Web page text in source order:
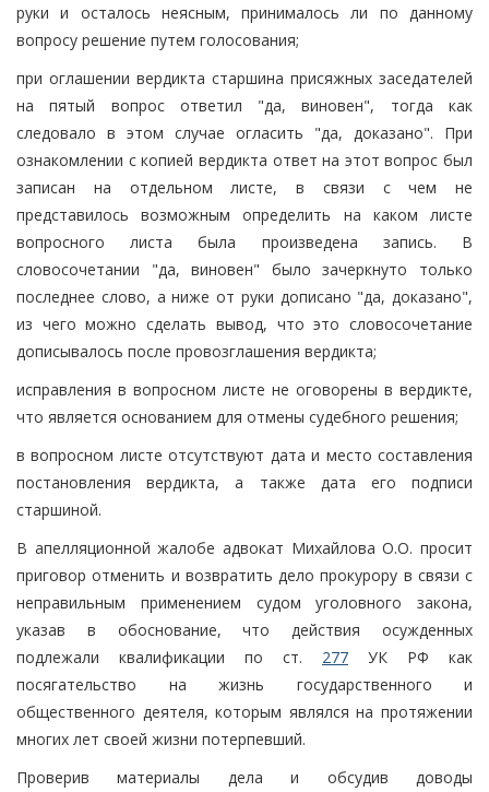
руки и осталось неясным, принималось ли по данному
вопросу решение путем голосования;
при оглашении вердикта старшина присяжных заседателей
на пятый вопрос ответил "да, виновен", тогда как
следовало в этом случае огласить "да, доказано". При
ознакомлении с копией вердикта ответ на этот вопрос был
записан на отдельном листе, в связи с чем не
представилось возможным определить на каком листе
вопросного листа была произведена запись. В
словосочетании "да, виновен" было зачеркнуто только
последнее слово, а ниже от руки дописано "да, доказано",
из чего можно сделать вывод, что это словосочетание
дописывалось после провозглашения вердикта;
исправления в вопросном листе не оговорены в вердикте,
что является основанием для отмены судебного решения;
в вопросном листе отсутствуют дата и место составления
постановления вердикта, а также дата его подписи
старшиной.
В апелляционной жалобе адвокат Михайлова О.О. просит
приговор отменить и возвратить дело прокурору в связи с
неправильным применением судом уголовного закона,
указав в обоснование, что действия осужденных
подлежали квалификации по ст. 277 УК РФ как
посягательство на жизнь государственного и
общественного деятеля, которым являлся на протяжении
многих лет своей жизни потерпевший.
Проверив материалы дела и обсудив доводы